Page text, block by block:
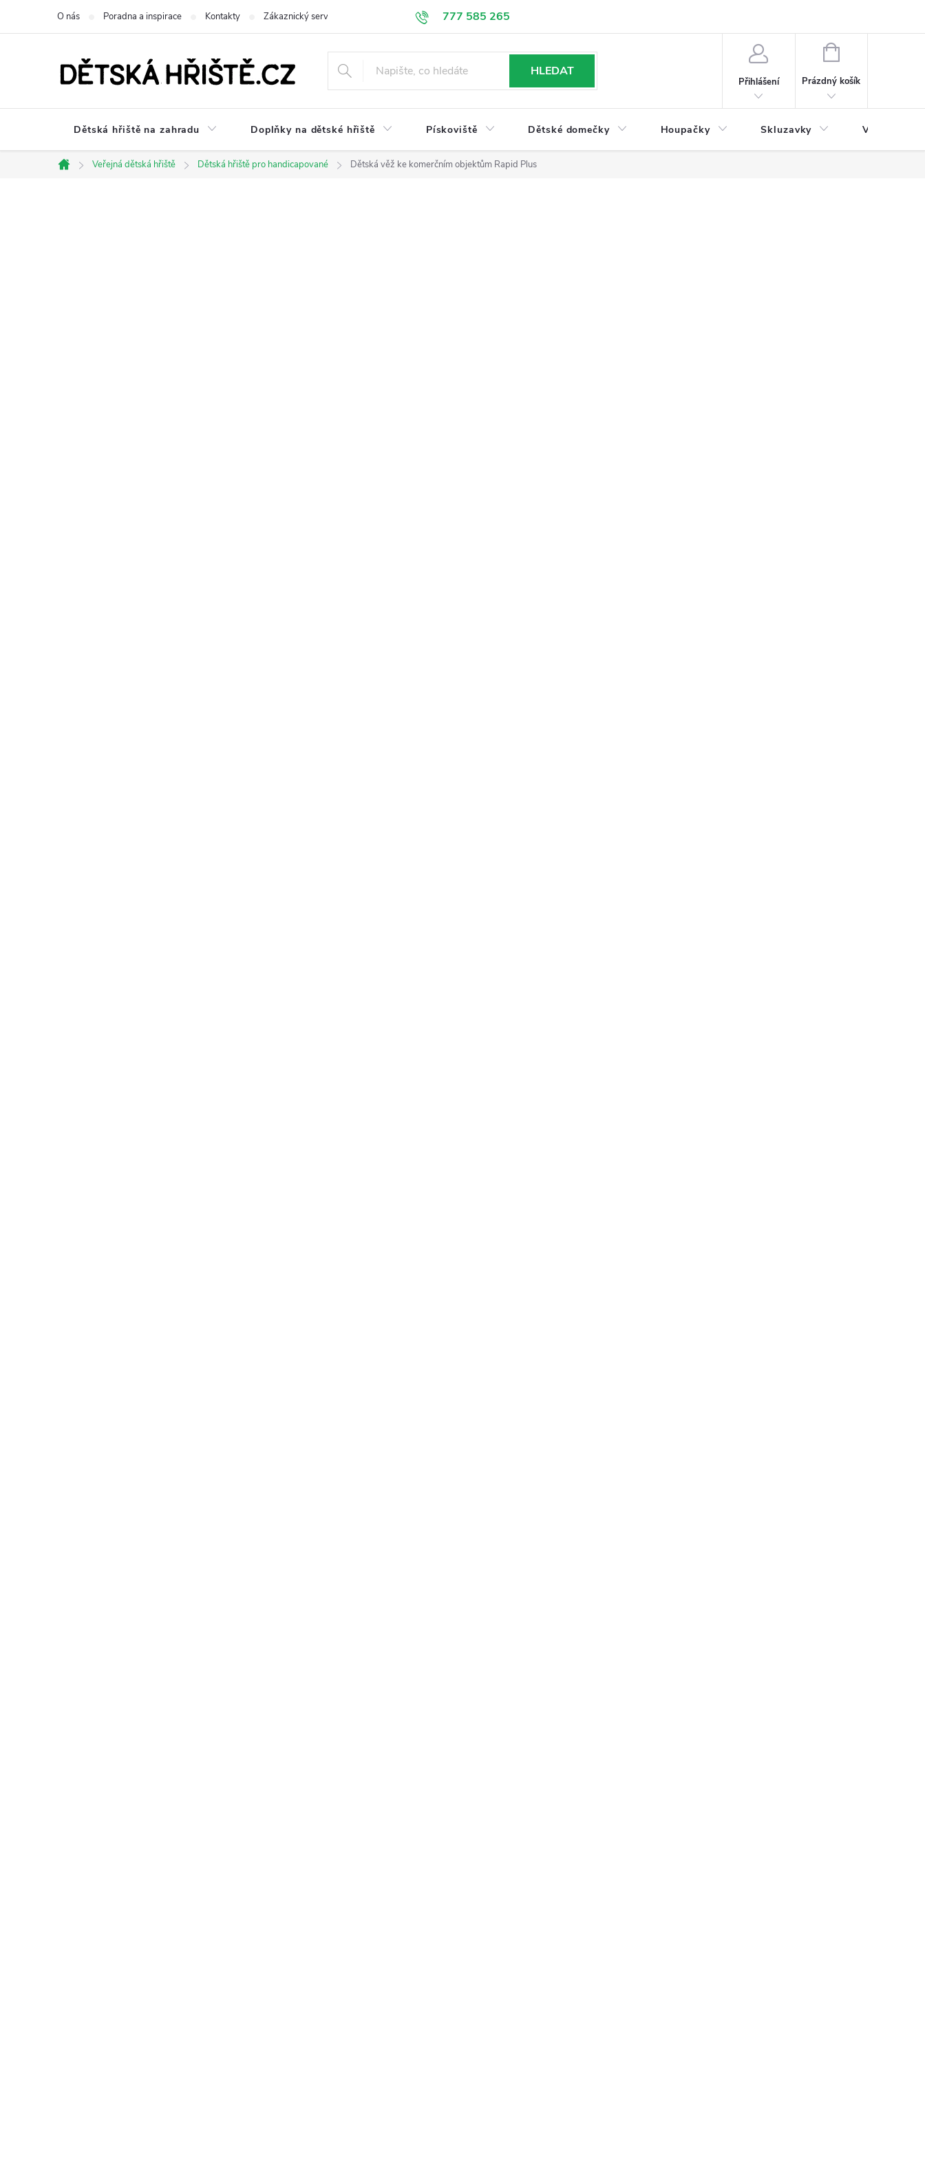
777 585 265
O nás Poradna a inspirace Kontakty Zákaznický servis Doprava a platba Obchodní podmínky
HLEDAT
Přihlášení
NÁKUPNÍ
Prázdný košík
Dětská hřiště na zahradu Doplňky na dětské hřiště Pískoviště Dětské domečky Houpačky Skluzavky Veřejná
Domů
Veřejná dětská hřiště Dětská hřiště pro handicapované Dětská věž ke komerčním objektům Rapid Plus